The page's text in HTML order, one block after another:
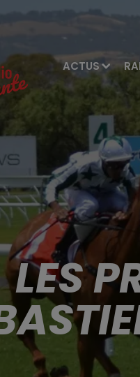
ACTUS
LES